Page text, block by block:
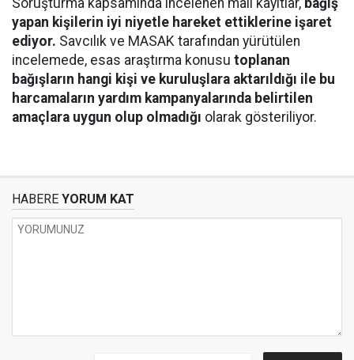
yapan kişilerin iyi niyetle hareket ettiklerine işaret
ediyor. Savcılık ve MASAK tarafından yürütülen
incelemede, esas araştırma konusu toplanan
bağışların hangi kişi ve kuruluşlara aktarıldığı ile bu
harcamaların yardım kampanyalarında belirtilen
amaçlara uygun olup olmadığı olarak gösteriliyor.
HABERE YORUM KAT